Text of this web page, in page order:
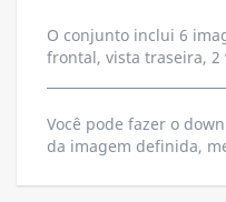
O conjunto inclui 6
frontal, vista traseira,
Você pode fazer o
da imagem definida,